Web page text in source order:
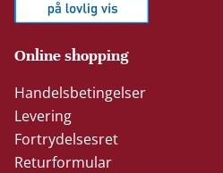
Online shopping
Handelsbetingelser
Levering
Fortrydelsesret
Returformular